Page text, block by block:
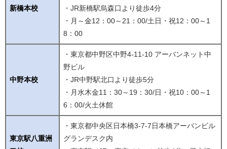
新橋本校
・JR新橋駅烏森口より徒歩4分
・月～金12：00～21：00/土日・祝12：00～1
8：00
中野本校
・東京都中野区中野4-11-10 アーバンネット中
野ビル
・JR中野駅北口より徒歩5分
・月水木金11：30～19：30/日・祝10：00～1
6：00/火土休館
東京駅八重洲
・東京都中央区日本橋3-7-7日本橋アーバンビル
グランデスク内